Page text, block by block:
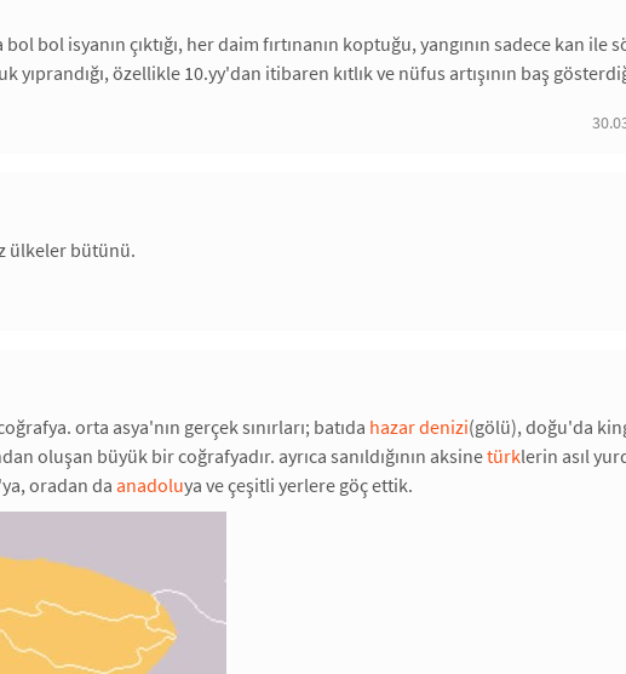
bol isyanın çıktığı, her daim fırtınanın koptuğu, yangının sadece kan
yıprandığı, özellikle 10.yy'dan itibaren kıtlık ve nüfus artışının baş
ülkeler bütünü.
orta asya'nın gerçek sınırları; batıda hazar denizi(gölü), doğu'da
oluşan büyük bir coğrafyadır. ayrıca sanıldığının aksinetürklerin asıl
oradan da anadoluya ve çeşitli yerlere göç ettik.